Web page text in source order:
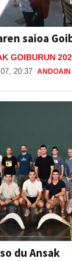
saioa
GOIBURUN
20:37 ANDOAIN
du Ansak